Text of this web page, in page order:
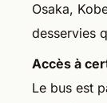
Osaka,
desservies
Accès à
Le bus est